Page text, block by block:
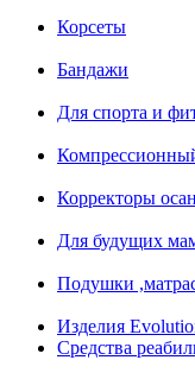
Корсеты
Бандажи
Для спорта и
Корректоры
Для будущих
Подушки
Изделия
Средства